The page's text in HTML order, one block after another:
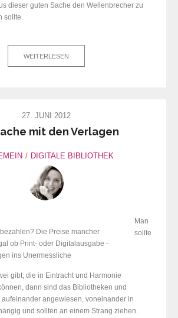
dieser guten Sache den Wellenbrecher zu
sollte.
WEITERLESEN
27. JUNI 2012
mit den Verlagen
DIGITALE BIBLIOTHEK
Die Preise mancher
ob Print- oder Digitalausgabe -
ins Unermessliche
Man
sollte
gibt, die in Eintracht und Harmonie
dann sind das Bibliotheken und
angewiesen, voneinander in
und sollten an einem Strang ziehen.